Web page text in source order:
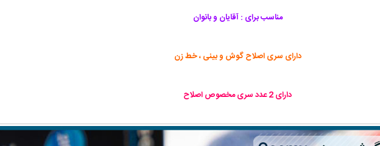
مناسب برای : آقایان و بانوان
دارای سری اصلاح گوش و بینی ، خط زن
دارای 2 عدد سری مخصوص اصلاح